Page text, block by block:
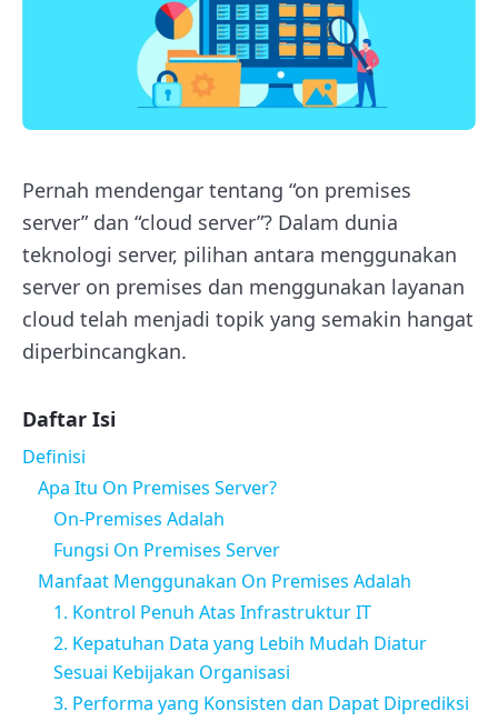
Pernah mendengar tentang “on premises
server” dan “cloud server”? Dalam dunia
teknologi server, pilihan antara menggunakan
server on premises dan menggunakan layanan
cloud telah menjadi topik yang semakin hangat
diperbincangkan.
Daftar Isi
Definisi
Apa Itu On Premises Server?
On-Premises Adalah
Fungsi On Premises Server
Manfaat Menggunakan On Premises Adalah
1. Kontrol Penuh Atas Infrastruktur IT
2. Kepatuhan Data yang Lebih Mudah Diatur
Sesuai Kebijakan Organisasi
3. Performa yang Konsisten dan Dapat Diprediksi